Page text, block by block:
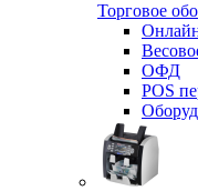
Торговое
ОФД
POS